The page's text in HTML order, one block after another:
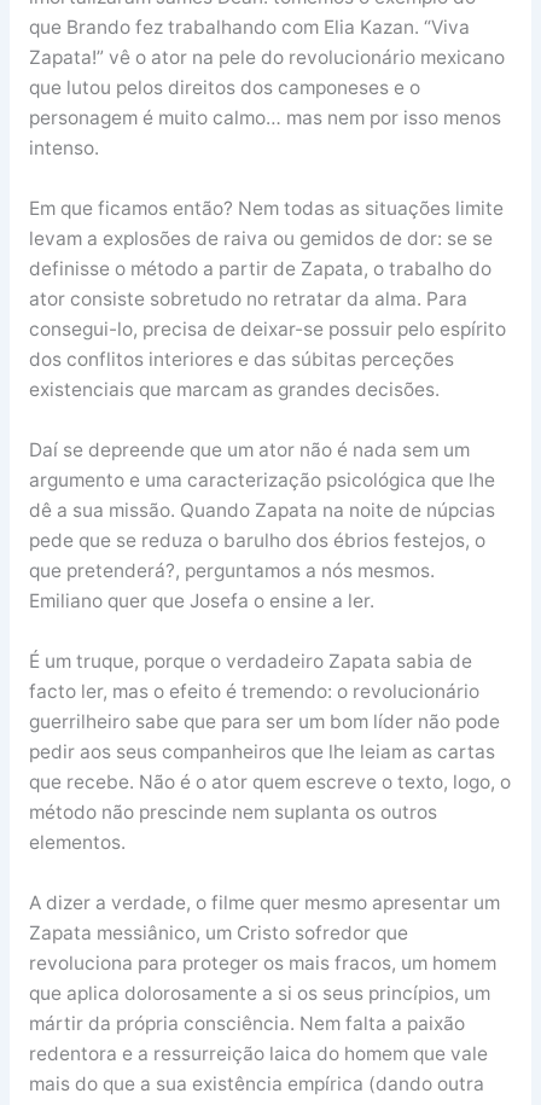
que Brando fez trabalhando com Elia Kazan. “Viva
Zapata!” vê o ator na pele do revolucionário mexicano
que lutou pelos direitos dos camponeses e o
personagem é muito calmo… mas nem por isso menos
intenso.
Em que ficamos então? Nem todas as situações limite
levam a explosões de raiva ou gemidos de dor: se se
definisse o método a partir de Zapata, o trabalho do
ator consiste sobretudo no retratar da alma. Para
consegui-lo, precisa de deixar-se possuir pelo espírito
dos conflitos interiores e das súbitas perceções
existenciais que marcam as grandes decisões.
Daí se depreende que um ator não é nada sem um
argumento e uma caracterização psicológica que lhe
dê a sua missão. Quando Zapata na noite de núpcias
pede que se reduza o barulho dos ébrios festejos, o
que pretenderá?, perguntamos a nós mesmos.
Emiliano quer que Josefa o ensine a ler.
É um truque, porque o verdadeiro Zapata sabia de
facto ler, mas o efeito é tremendo: o revolucionário
guerrilheiro sabe que para ser um bom líder não pode
pedir aos seus companheiros que lhe leiam as cartas
que recebe. Não é o ator quem escreve o texto, logo, o
método não prescinde nem suplanta os outros
elementos.
A dizer a verdade, o filme quer mesmo apresentar um
Zapata messiânico, um Cristo sofredor que
revoluciona para proteger os mais fracos, um homem
que aplica dolorosamente a si os seus princípios, um
mártir da própria consciência. Nem falta a paixão
redentora e a ressurreição laica do homem que vale
mais do que a sua existência empírica (dando outra